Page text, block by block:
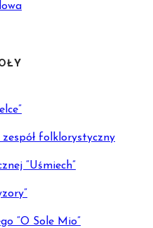
zespół folklorystyczny
“Uśmiech”
“O Sole Mio”